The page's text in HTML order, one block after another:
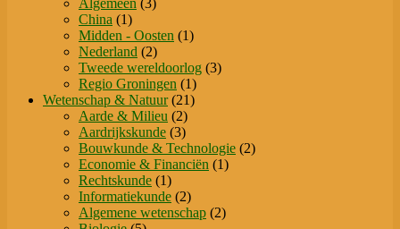
China 11
product
Midden - Oosten 11
Nederland 22
producten
Tweede wereldoorlog 33
Regio Groningen 11
product
Wetenschap & Natuur 2121
Aarde & Milieu 22
producten
Aardrijkskunde 33
producten
Bouwkunde & Technologie 22
Economie & Financiën 11
Rechtskunde 11
product
Informatiekunde 22
producten
Algemene wetenschap 22